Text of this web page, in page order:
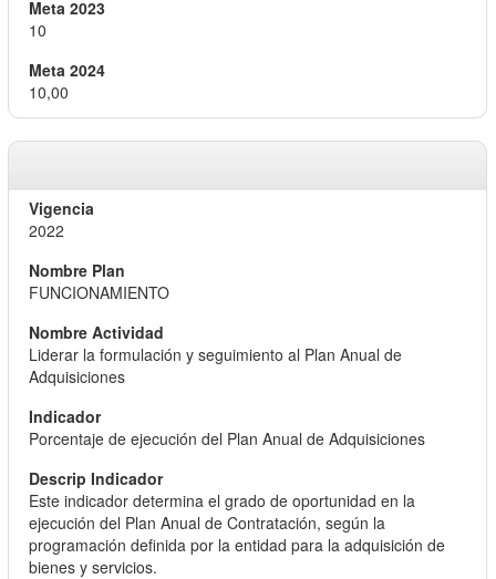
10
10,00
2022
FUNCIONAMIENTO
Liderar la formulación y seguimiento al Plan Anual de
Adquisiciones
Porcentaje de ejecución del Plan Anual de Adquisiciones
Este indicador determina el grado de oportunidad en la
ejecución del Plan Anual de Contratación, según la
programación definida por la entidad para la adquisición de
bienes y servicios.